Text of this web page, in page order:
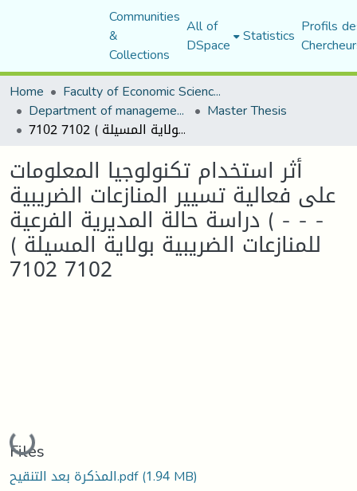
Communities
&
Collections
All of
DSpace Statistics Profils
Home
Faculty of Economic Sciences, Commerce and Management Sciences
Department of management sciences Master Thesis
أثر استخدام تكنولوجيا المعلومات على فعالية تسيير المنازعات الضريبية - - - ) دراسة حالة المديرية الفرعية للمنازعات الضريبية بولاية المسيلة ) 7102 7102
أثر استخدام تكنولوجيا المعلومات
على فعالية تسيير المنازعات الضريبية
- - - ) دراسة حالة المديرية الفرعية
للمنازعات الضريبية بولاية المسيلة )
7102 7102
Loading...
Files
المذكرة بعد التنقيح.pdf(1.94 MB)